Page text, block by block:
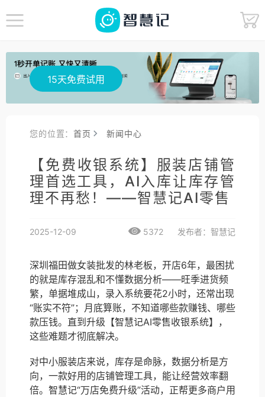
15天免费试用
您的位置：首页 新闻中心
【免费收银系统】服装店铺管
理首选工具，AI入库让库存管
理不再愁！——智慧记AI零售
2025-12-09 5372 发布者：智慧记
深圳福田做女装批发的林老板，开店6年，最困扰
的就是库存混乱和不懂数据分析——旺季进货频
繁，单据堆成山，录入系统要花2小时，还常出现
“账实不符”；月底算账，不知道哪些款赚钱、哪些
款压钱。直到升级【智慧记AI零售收银系统】，
这些难题才彻底解决。
对中小服装店来说，库存是命脉，数据分析是方
向，一款好用的店铺管理工具，能让经营效率翻
倍。智慧记“万店免费升级”活动，正帮更多商户用